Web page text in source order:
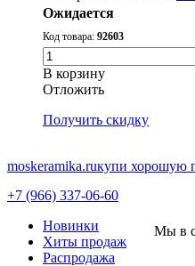
Ожидается
Код товара: 92603
В корзину
Oтложить
Получить скидку
moskeramika.ruкупи хорошую
+7 (966) 337-06-60
Мы в
Новинки
Хиты продаж
Распродажа